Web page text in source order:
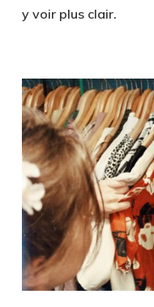
y voir plus clair.